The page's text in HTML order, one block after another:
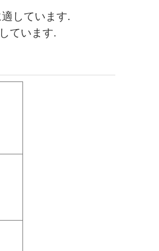
しています.
ています.